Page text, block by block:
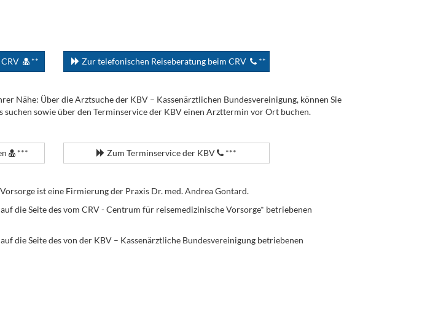
** Zur telefonischen Reiseberatung beim CRV **
Nähe: Über die Arztsuche der KBV – Kassenärztlichen Bundesvereinigung, können Sie
suchen sowie über den Terminservice der KBV einen Arzttermin vor Ort buchen.
*** Zum Terminservice der KBV ***
ist eine Firmierung der Praxis Dr. med. Andrea Gontard.
die Seite des vom CRV - Centrum für reisemedizinische Vorsorge* betriebenen
die Seite des von der KBV – Kassenärztliche Bundesvereinigung betriebenen